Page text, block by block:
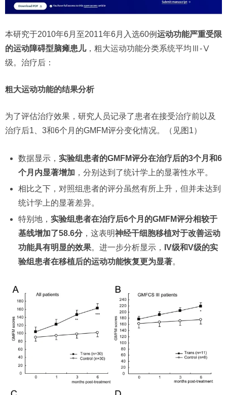
本研究于2010年6月至2011年6月入选60例运动功能严重受限
的运动障碍型脑瘫患儿，粗大运动功能分类系统平均Ⅲ-Ⅴ
级。治疗后：
粗大运动功能的结果分析
为了评估治疗效果，研究人员记录了患者在接受治疗前以及
治疗后1、3和6个月的GMFM评分变化情况。（见图1）
数据显示， 实验组患者的GMFM评分在治疗后的3个月和6
个月内显著增加 ，分别达到了统计学上的显著性水平。
相比之下，对照组患者的评分虽然有所上升，但并未达到
统计学上的显著差异。
特别地， 实验组患者在治疗后6个月的GMFM评分相较于
基线增加了58.6分，这表明神经干细胞移植对于改善运动
功能具有明显的效果。进一步分析显示，
IV级和V级的实
验组患者在移植后的运动功能恢复更为显著。